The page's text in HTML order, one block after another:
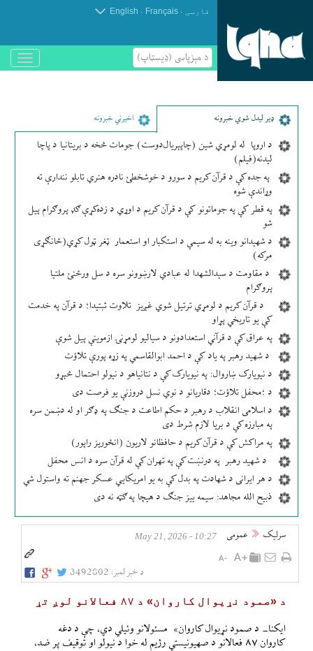
فارسی .
Français
.
English
د مېزپاسى (ډیسټاپ)
باز
و
ډير لیدل شوي خبرونه اخیرني خبرونه
د اروپا له لومړي شین (چاپېریال‌دوست) جومات څخه د بریتانیا د پاچا
لیدنه(فیلم)
په جده کې د قرآن کریم د سورو د خوشخطئ نادره هنري تابلو نندارې ته
وړاندې شوه
په قطر کې په جوماتونو کې د قرآن کریم د اوړي د زده‌کړې ګډ پروګرام پیل
شو
د شهیدانو وینه به له سیمې د استکبار او استعمار ټغر ټول کړي(ځانګړی
مرکه)
د مقاومت د سیدالشهدا له عبادي لارښوونو سره د سل ورځنئ ملتیا
پروګرام
د قرآن کریم د لومړي ترتیل شوي غږیز تلاوت ثبتیدا؛ د قرآن په خدمت
کې یو تاریخي پړاو
په عراق کې د قرآني استعدادونو د سیالیو لومړنۍ ازموینې پیل شوې
د شهید رهبر په یاد کې د احمد ابوالقاسمي په زړه پورې تلاؤت
د نیویارک ښاروال: په نیویارک کې د نتانیاهو د نیولو احتمال څېړو
د ؛محفل تلاؤت؛ دقاریانو د نوي نسل دروزنې یو فرصت دی
د اسلامی انقلاب د رهبر د حکم اطاعت د جنګ په ډګر او له دښمن سره
په مبارزه کې د بریا لازم شرط دی
په مراکش کې د قرآن کریم د حافظانو لاریون (انځوریز راپور)
د شهید رهبر په درنښت کې په تهران کې له قرآن سره د انس محفل
د هر ایرانی د شهادت په بدل کې به یو امریکایي عسکر جهنم ته واستول شي
ذبیح الله مجاهد: سیمه ییز جنګ د هیچا په ګټه نه دی
سرلیک عمومی 10:27 - May 21, 2026
د خبر لمبر: 3492802
د «صمود نړیوال کاروان» د ۸۷ فعالانو لوږ تړ
ایکنا- د صمود نړیوال کاروان» مسئولانو وئيلي دي، چې د دغه
کاروان ۸۷ فعالانو د صهیونیستي رژیم له خوا د نیولو او توقیف پر ضد،